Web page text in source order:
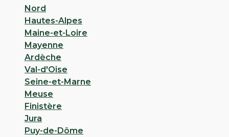
Nord
Hautes-Alpes
Maine-et-Loire
Mayenne
Ardèche
Val-d'Oise
Seine-et-Marne
Meuse
Finistère
Jura
Puy-de-Dôme